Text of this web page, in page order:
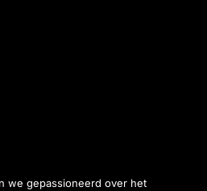
we gepassioneerd over het